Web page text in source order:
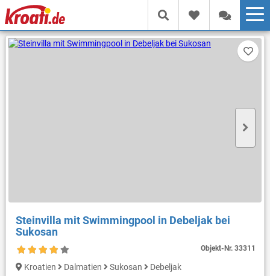
Steinvilla mit Swimmingpool in Debeljak bei
Sukosan
Objekt-Nr.33311
Kroatien Dalmatien Sukosan
Debeljak